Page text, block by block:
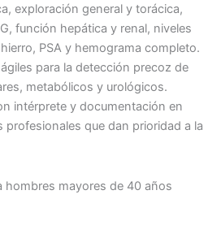
exploración general y torácica,
función hepática y renal, niveles
PSA y hemograma completo.
para la detección precoz de
metabólicos y urológicos.
intérprete y documentación en
profesionales que dan prioridad a la
hombres mayores de 40 años